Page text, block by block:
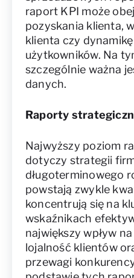
raport KPI może
pozyskania klienta,
klienta czy
użytkowników. Na
szczególnie ważna
danych.
Raporty
Najwyższy poziom
dotyczy strategii
długoterminowego
powstają zwykle
koncentrują się na
wskaźnikach
największy wpływ
lojalność klientów
przewagi